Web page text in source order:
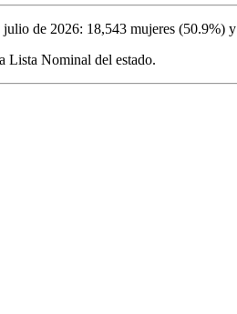
julio de 2026: 18,543 mujeres (50.9%) y
Lista Nominal del estado.